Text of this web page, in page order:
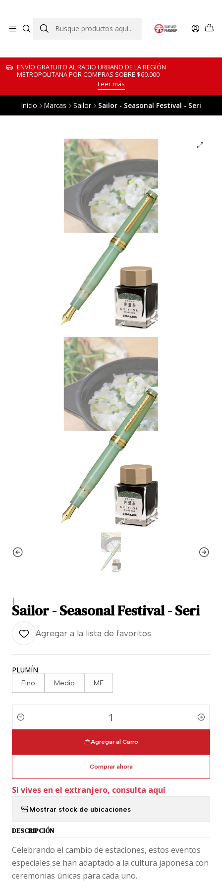
ENVÍO GRATUITO AL RADIO URBANO DE LA REGIÓN
METROPOLITANA POR COMPRAS SOBRE $60.000
Leer más
Inicio Marcas Sailor Sailor - Seasonal Festival - Seri
|
Sailor - Seasonal Festival - Seri
Agregar a la lista de favoritos
PLUMÍN
Fino Medio MF
Cantidad
Agregar al Carro
Comprar ahora
Si vives en el extranjero, consulta aquí
Mostrar stock de ubicaciones
DESCRIPCIÓN
Celebrando el cambio de estaciones, estos eventos
especiales se han adaptado a la cultura japonesa con
ceremonias únicas para cada uno.